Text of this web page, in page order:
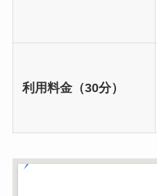
利用料金（30分）